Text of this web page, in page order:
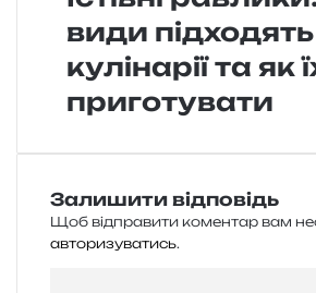
види
кулінарії та як
приготувати
Залишити відповідь
Щоб відправити коментар вам
авторизуватись.